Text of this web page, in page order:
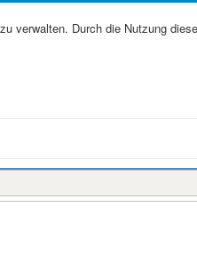
verwalten. Durch die Nutzung